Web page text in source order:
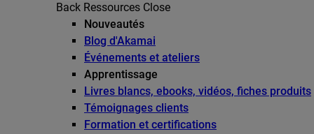
Back Ressources Close
Nouveautés
Blog d'Akamai
Événements et ateliers
Apprentissage
Livres blancs, ebooks, vidéos, fiches produits
Témoignages clients
Formation et certifications